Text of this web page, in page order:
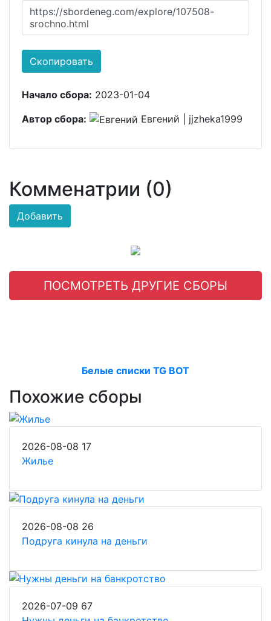
https://sbordeneg.com/explore/107508-
srochno.html
Скопировать
Начало сбора: 2023-01-04
Автор сбора:
Евгений | jjzheka1999
Комменатрии (0)
Добавить
ПОСМОТРЕТЬ ДРУГИЕ СБОРЫ
Белые списки TG BOT
Похожие сборы
2026-08-08 17
Жилье
2026-08-08 26
Подруга кинула на деньги
2026-07-09 67